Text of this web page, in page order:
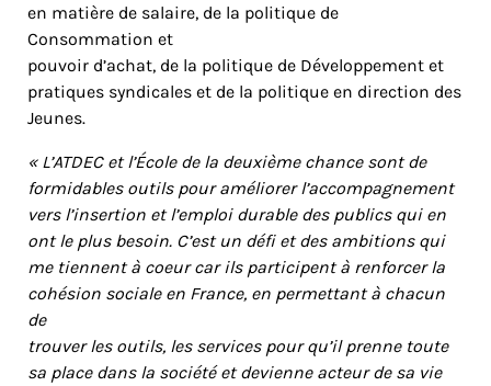
en matière de salaire, de la politique de
Consommation et
pouvoir d’achat, de la politique de Développement et
pratiques syndicales et de la politique en direction des
Jeunes.
« L’ATDEC et l’École de la deuxième chance sont de
formidables outils pour améliorer l’accompagnement
vers l’insertion et l’emploi durable des publics qui en
ont le plus besoin. C’est un défi et des ambitions qui
me tiennent à coeur car ils participent à renforcer la
cohésion sociale en France, en permettant à chacun
de
trouver les outils, les services pour qu’il prenne toute
sa place dans la société et devienne acteur de sa vie